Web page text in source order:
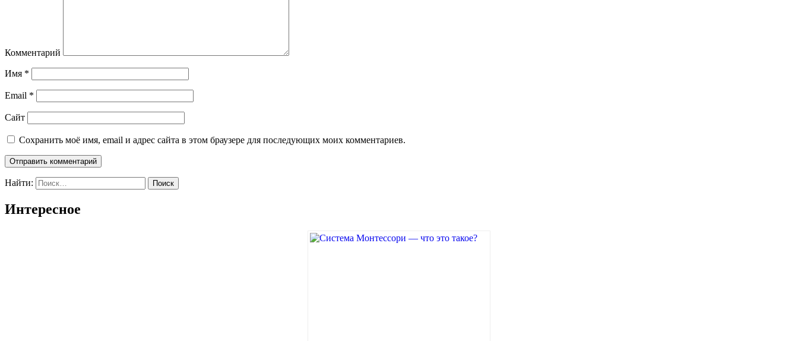
Комментарий
Имя *
Email *
Сайт
Сохранить моё имя, email и адрес сайта в этом браузере для последующих моих комментариев.
Найти:
Интересное